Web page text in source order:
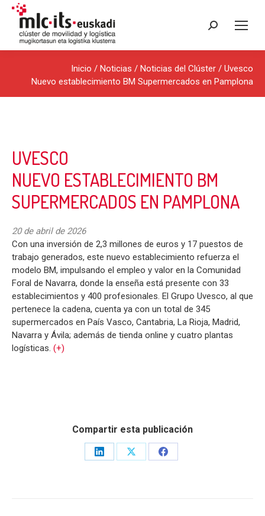
Buscar:
Inicio / Noticias / Noticias del Clúster / Uvesco
Nuevo establecimiento BM Supermercados en Pamplona
UVESCO
NUEVO ESTABLECIMIENTO BM
SUPERMERCADOS EN PAMPLONA
20 de abril de 2026
Con una inversión de 2,3 millones de euros y 17 puestos de
trabajo generados, este nuevo establecimiento refuerza el
modelo BM, impulsando el empleo y valor en la Comunidad
Foral de Navarra, donde la enseña está presente con 33
establecimientos y 400 profesionales. El Grupo Uvesco, al que
pertenece la cadena, cuenta ya con un total de 345
supermercados en País Vasco, Cantabria, La Rioja, Madrid,
Navarra y Ávila; además de tienda online y cuatro plantas
logísticas. (+)
Compartir esta publicación
Share
Share
Share